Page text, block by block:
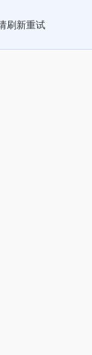
刷新重试